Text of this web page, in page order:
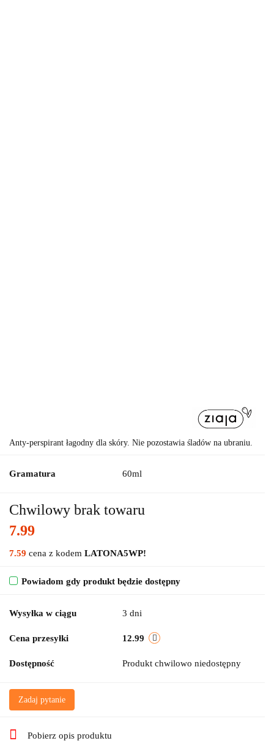
Anty-perspirant łagodny dla skóry. Nie pozostawia śladów na ubraniu.
Gramatura 60ml
Chwilowy brak towaru
7.99
7.59 cena z kodem LATONA5WP!
Powiadom gdy produkt będzie dostępny
Wysyłka w ciągu 3 dni
Cena przesyłki 12.99
Dostępność Produkt chwilowo niedostępny
Zadaj pytanie
Pobierz opis produktu